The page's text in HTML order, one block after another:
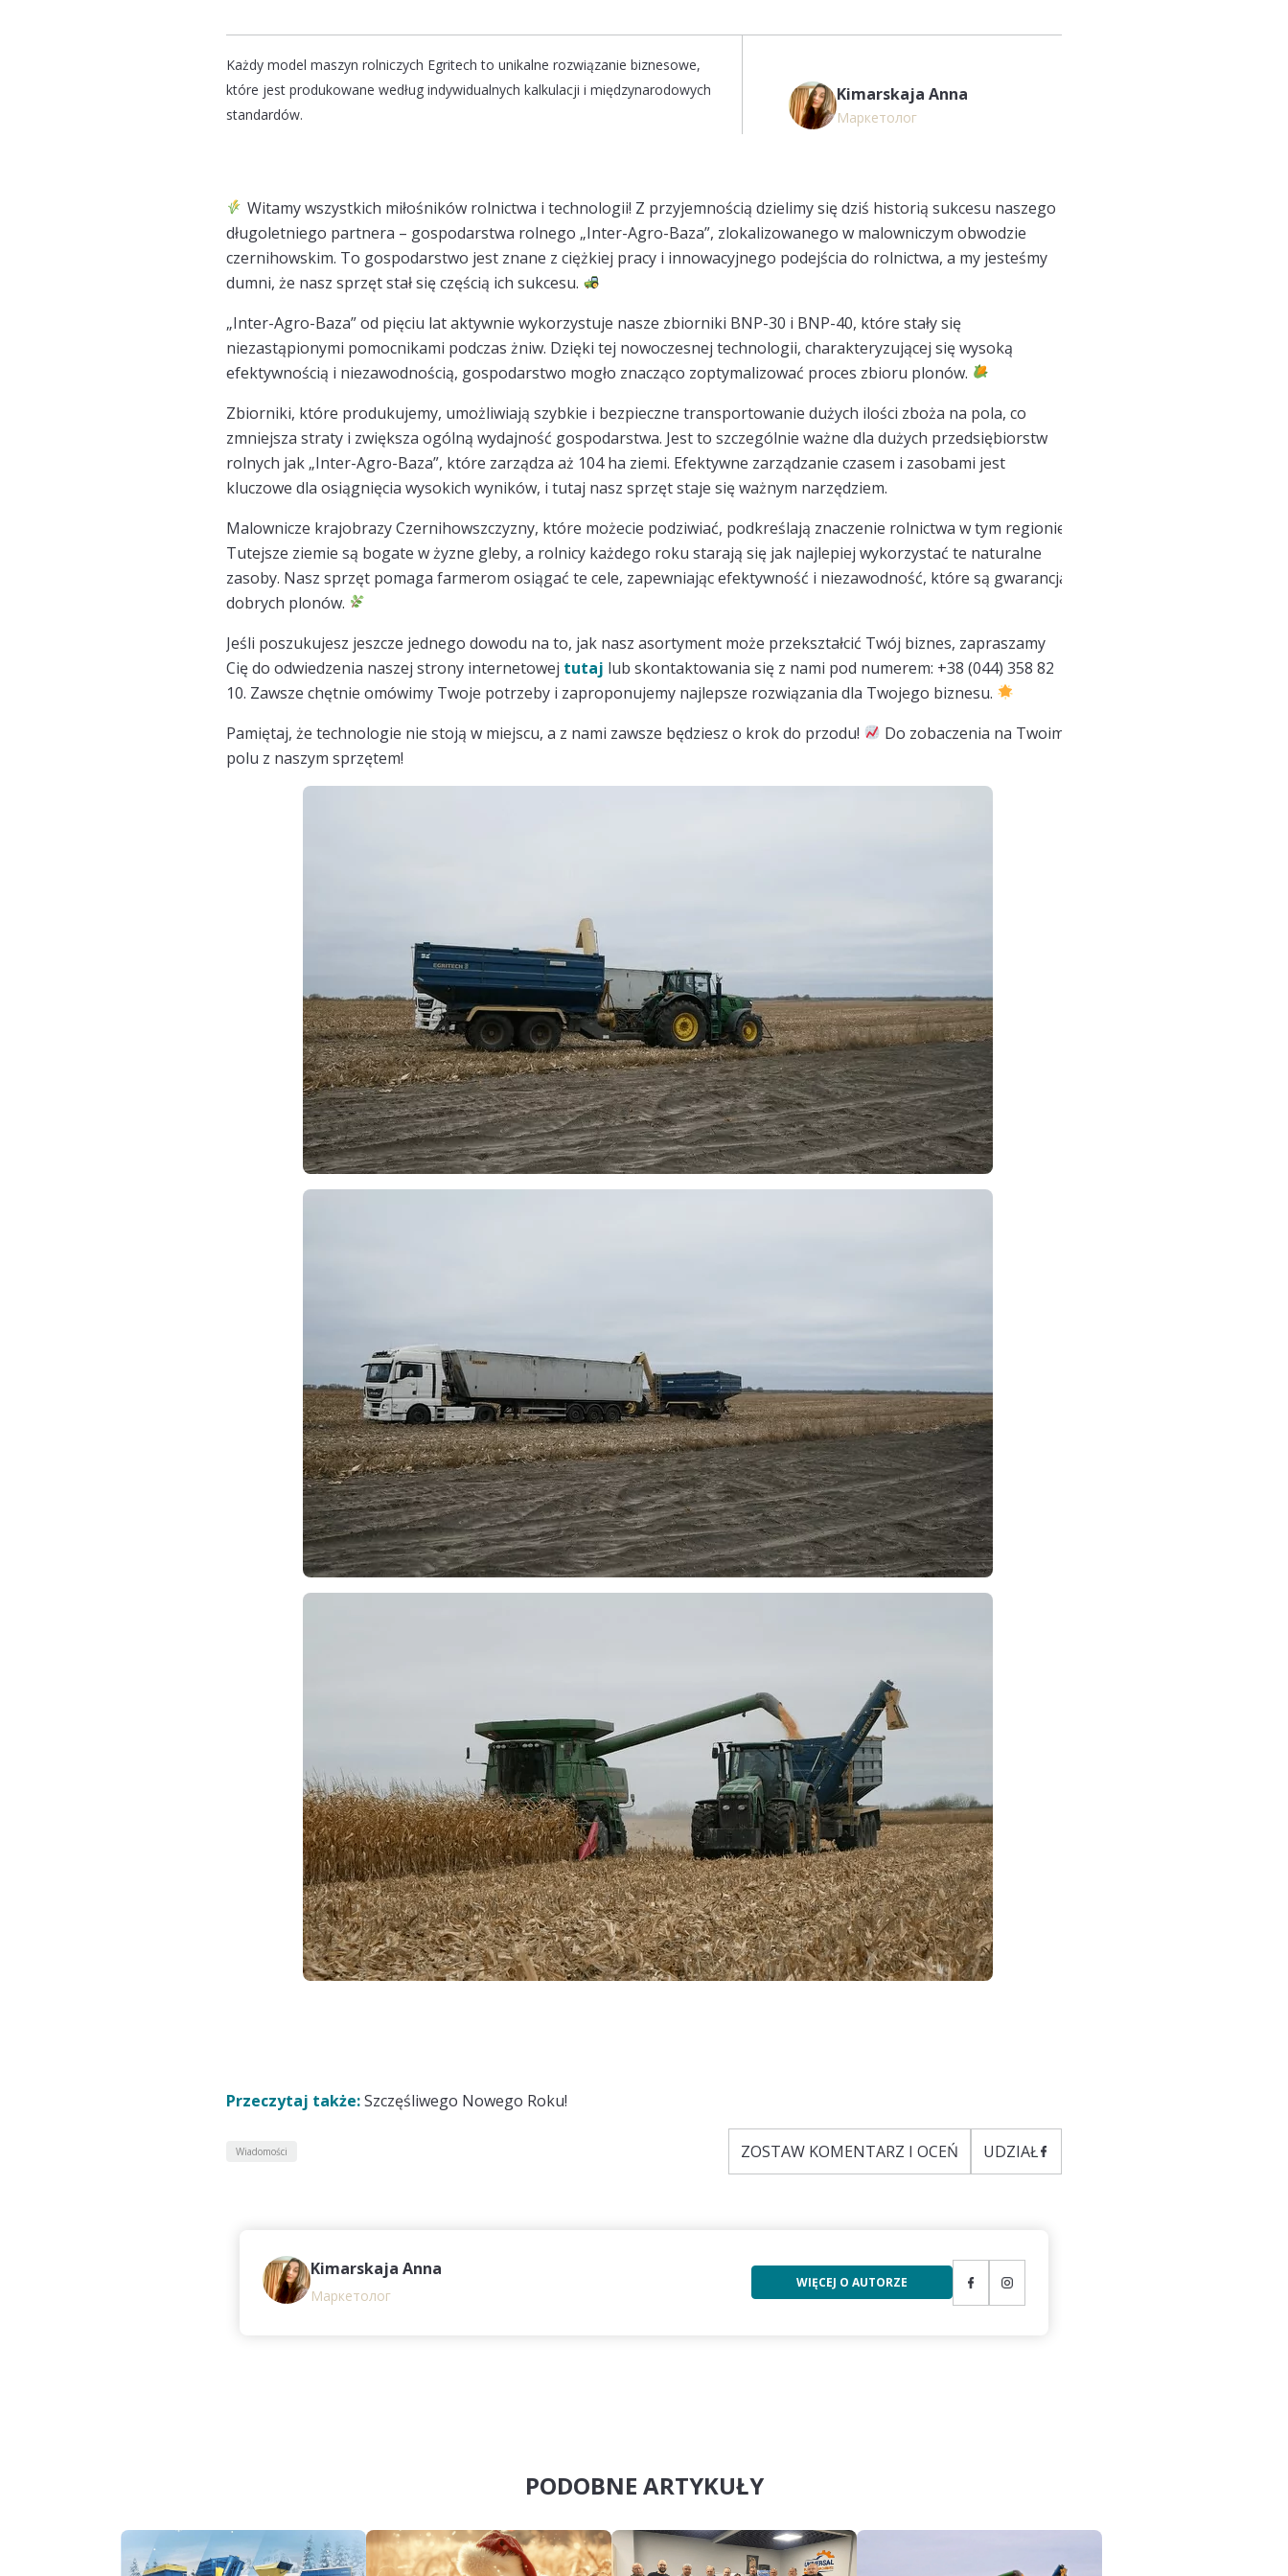
Każdy model maszyn rolniczych Egritech to unikalne rozwiązanie biznesowe,
które jest produkowane według indywidualnych kalkulacji i międzynarodowych
standardów.
Kimarskaja Anna
Маркетолог
Witamy wszystkich miłośników rolnictwa i technologii! Z przyjemnością dzielimy się dziś historią sukcesu naszego
długoletniego partnera – gospodarstwa rolnego „Inter-Agro-Baza”, zlokalizowanego w malowniczym obwodzie
czernihowskim. To gospodarstwo jest znane z ciężkiej pracy i innowacyjnego podejścia do rolnictwa, a my jesteśmy
dumni, że nasz sprzęt stał się częścią ich sukcesu.
„Inter-Agro-Baza” od pięciu lat aktywnie wykorzystuje nasze zbiorniki BNP-30 i BNP-40, które stały się
niezastąpionymi pomocnikami podczas żniw. Dzięki tej nowoczesnej technologii, charakteryzującej się wysoką
efektywnością i niezawodnością, gospodarstwo mogło znacząco zoptymalizować proces zbioru plonów.
Zbiorniki, które produkujemy, umożliwiają szybkie i bezpieczne transportowanie dużych ilości zboża na pola, co
zmniejsza straty i zwiększa ogólną wydajność gospodarstwa. Jest to szczególnie ważne dla dużych przedsiębiorstw
rolnych jak „Inter-Agro-Baza”, które zarządza aż 104 ha ziemi. Efektywne zarządzanie czasem i zasobami jest
kluczowe dla osiągnięcia wysokich wyników, i tutaj nasz sprzęt staje się ważnym narzędziem.
Malownicze krajobrazy Czernihowszczyzny, które możecie podziwiać, podkreślają znaczenie rolnictwa w tym regionie.
Tutejsze ziemie są bogate w żyzne gleby, a rolnicy każdego roku starają się jak najlepiej wykorzystać te naturalne
zasoby. Nasz sprzęt pomaga farmerom osiągać te cele, zapewniając efektywność i niezawodność, które są gwarancją
dobrych plonów.
Jeśli poszukujesz jeszcze jednego dowodu na to, jak nasz asortyment może przekształcić Twój biznes, zapraszamy
Cię do odwiedzenia naszej strony internetowej tutaj lub skontaktowania się z nami pod numerem: +38 (044) 358 82
10. Zawsze chętnie omówimy Twoje potrzeby i zaproponujemy najlepsze rozwiązania dla Twojego biznesu.
Pamiętaj, że technologie nie stoją w miejscu, a z nami zawsze będziesz o krok do przodu!
Do zobaczenia na Twoim
polu z naszym sprzętem!
Przeczytaj także:Szczęśliwego Nowego Roku!
Wiadomości ZOSTAW KOMENTARZ I OCEŃ UDZIAŁ
Kimarskaja Anna
Маркетолог
WIĘCEJ O AUTORZE
PODOBNE ARTYKUŁY